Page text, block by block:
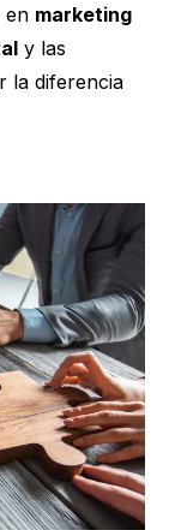
en marketing
y las
la diferencia